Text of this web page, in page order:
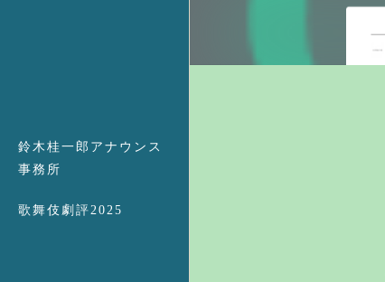
鈴木桂一郎アナウンス
事務所
歌舞伎劇評2025